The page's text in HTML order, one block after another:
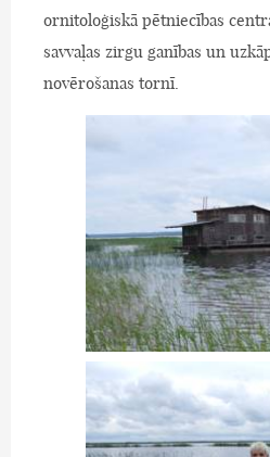
ornitoloģiskā pētniecības
savvaļas zirgu ganības un
novērošanas tornī.